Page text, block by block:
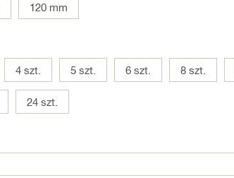
120 mm
4 szt. 5 szt. 6 szt. 8 szt.
24 szt.